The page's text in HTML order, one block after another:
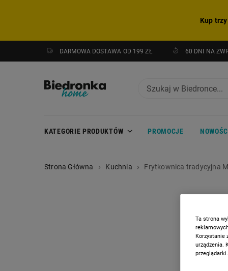
Kup
DARMOWA DOSTAWA OD 199 ZŁ 60 DNI NA
KATEGORIE PRODUKTÓW PROMOCJE
Strona Główna Kuchnia Frytkownica tradycyjna
Ta strona
Korzystanie
urządzenia.
przeglądarki.